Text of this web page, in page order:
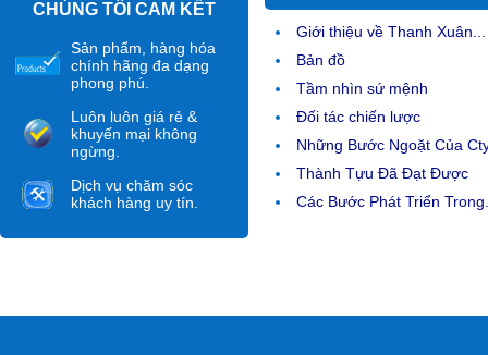
CHÚNG TÔI CAM KẾT
Sản phẩm, hàng hóa
chính hãng đa dạng
phong phú.
Luôn luôn giá rẻ &
khuyến mại không
ngừng.
Dịch vụ chăm sóc
khách hàng uy tín.
Giới thiệu về Thanh Xuân...
Bản đồ
Tầm nhìn sứ mệnh
Đối tác chiến lược
Những Bước Ngoặt Của
Thành Tựu Đã Đạt Được
Các Bước Phát Triển